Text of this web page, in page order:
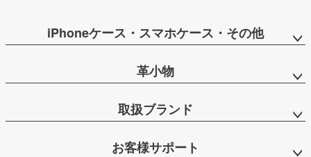
iPhoneケース・スマホケース・その他
革小物
取扱ブランド
お客様サポート